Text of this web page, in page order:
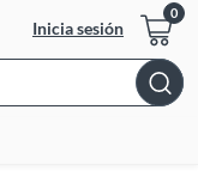
Inicia sesión